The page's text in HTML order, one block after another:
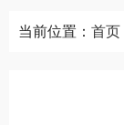
当前位置： 首页